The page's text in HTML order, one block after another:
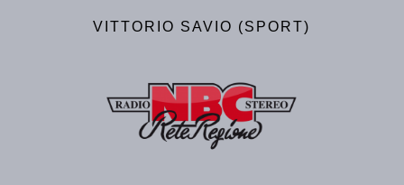
VITTORIO SAVIO (SPORT)